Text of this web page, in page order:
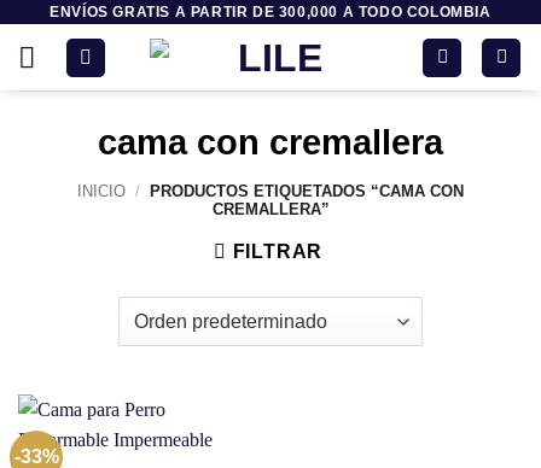
contenido
ENVÍOS GRATIS A PARTIR DE 300,000 A TODO COLOMBIA
cama con cremallera
INICIO /
PRODUCTOS ETIQUETADOS “CAMA CON
CREMALLERA”
FILTRAR
-33%